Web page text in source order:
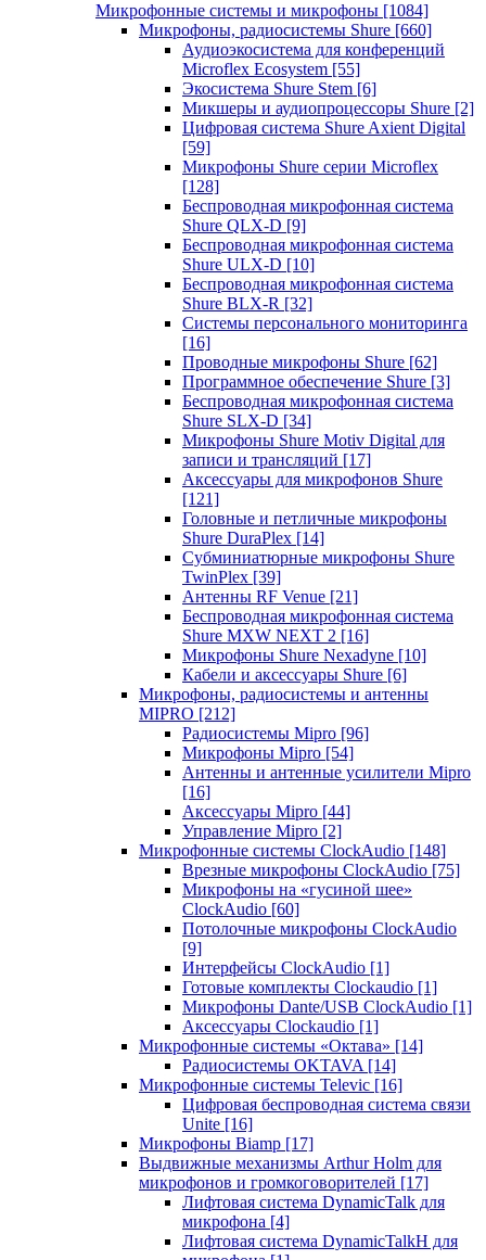
Микрофонные системы и микрофоны [1084]
Микрофоны, радиосистемы Shure [660]
Аудиоэкосистема для конференций
Microflex Ecosystem [55]
Экосистема Shure Stem [6]
Микшеры и аудиопроцессоры Shure [2]
Цифровая система Shure Axient Digital
[59]
Микрофоны Shure серии Microflex
[128]
Беспроводная микрофонная система
Shure QLX-D [9]
Беспроводная микрофонная система
Shure ULX-D [10]
Беспроводная микрофонная система
Shure BLX-R [32]
Системы персонального мониторинга
[16]
Проводные микрофоны Shure [62]
Программное обеспечение Shure [3]
Беспроводная микрофонная система
Shure SLX-D [34]
Микрофоны Shure Motiv Digital для
записи и трансляций [17]
Аксессуары для микрофонов Shure
[121]
Головные и петличные микрофоны
Shure DuraPlex [14]
Субминиатюрные микрофоны Shure
TwinPlex [39]
Антенны RF Venue [21]
Беспроводная микрофонная система
Shure MXW NEXT 2 [16]
Микрофоны Shure Nexadyne [10]
Кабели и аксессуары Shure [6]
Микрофоны, радиосистемы и антенны
MIPRO [212]
Радиосистемы Mipro [96]
Микрофоны Mipro [54]
Антенны и антенные усилители Mipro
[16]
Аксессуары Mipro [44]
Управление Mipro [2]
Микрофонные системы ClockAudio [148]
Врезные микрофоны ClockAudio [75]
Микрофоны на «гусиной шее»
ClockAudio [60]
Потолочные микрофоны ClockAudio
[9]
Интерфейсы ClockAudio [1]
Готовые комплекты Clockaudio [1]
Микрофоны Dante/USB ClockAudio [1]
Аксессуары Clockaudio [1]
Микрофонные системы «Октава» [14]
Радиосистемы OKTAVA [14]
Микрофонные системы Televic [16]
Цифровая беспроводная система связи
Unite [16]
Микрофоны Biamp [17]
Выдвижные механизмы Arthur Holm для
микрофонов и громкоговорителей [17]
Лифтовая система DynamicTalk для
микрофона [4]
Лифтовая система DynamicTalkH для